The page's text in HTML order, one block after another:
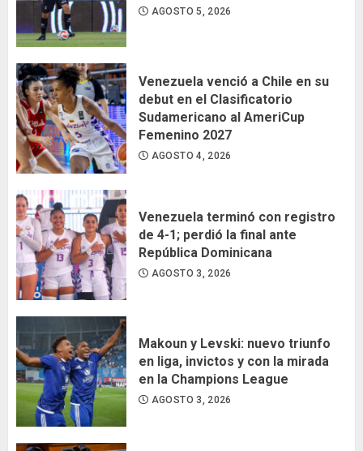
AGOSTO 5, 2026
Venezuela venció a Chile en su
debut en el Clasificatorio
Sudamericano al AmeriCup
Femenino 2027
AGOSTO 4, 2026
Venezuela terminó con registro
de 4-1; perdió la final ante
República Dominicana
AGOSTO 3, 2026
Makoun y Levski: nuevo triunfo
en liga, invictos y con la mirada
en la Champions League
AGOSTO 3, 2026